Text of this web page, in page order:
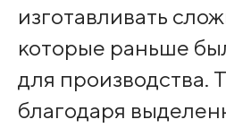
изготавливать
которые раньше
для производства.
благодаря